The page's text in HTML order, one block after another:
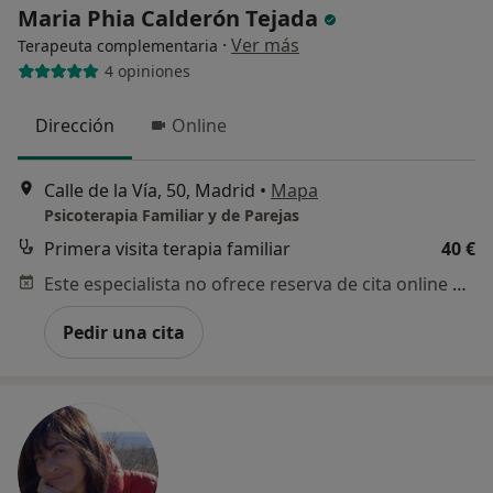
Maria Phia Calderón Tejada
Terapeuta complementaria · Ver más
4 opiniones
Dirección Online
Calle de la Vía, 50, Madrid • Mapa
Psicoterapia Familiar y de Parejas
Primera visita terapia familiar
40 €
Este especialista no ofrece reserva de cita online en esta dirección.
Pedir una cita